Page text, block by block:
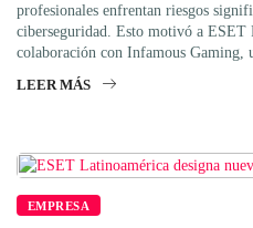
profesionales enfrentan riesgos
ciberseguridad. Esto motivó a ESET
colaboración con Infamous
LEER MÁS
EMPRESA